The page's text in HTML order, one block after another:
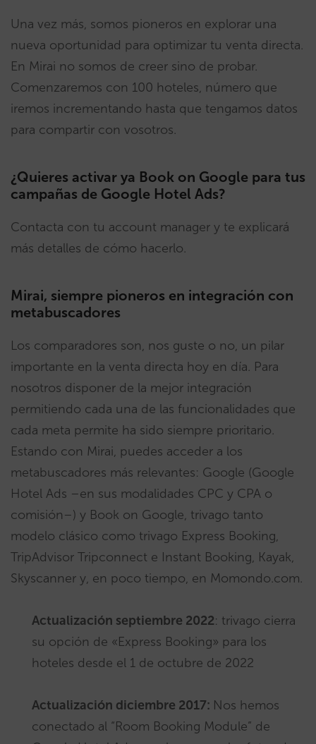
Una vez más, somos pioneros en explorar una
nueva oportunidad para optimizar tu venta directa.
En Mirai no somos de creer sino de probar.
Comenzaremos con 100 hoteles, número que
iremos incrementando hasta que tengamos datos
para compartir con vosotros.
¿Quieres activar ya Book on Google para tus
campañas de Google Hotel Ads?
Contacta con tu account manager y te explicará
más detalles de cómo hacerlo.
Mirai, siempre pioneros en integración con
metabuscadores
Los comparadores son, nos guste o no, un pilar
importante en la venta directa hoy en día. Para
nosotros disponer de la mejor integración
permitiendo cada una de las funcionalidades que
cada meta permite ha sido siempre prioritario.
Estando con Mirai, puedes acceder a los
metabuscadores más relevantes: Google (Google
Hotel Ads –en sus modalidades CPC y CPA o
comisión–) y Book on Google, trivago tanto
modelo clásico como trivago Express Booking,
TripAdvisor Tripconnect e Instant Booking, Kayak,
Skyscanner y, en poco tiempo, en Momondo.com.
Actualización septiembre 2022: trivago cierra
su opción de «Express Booking» para los
hoteles desde el 1 de octubre de 2022
Actualización diciembre 2017: Nos hemos
conectado al “Room Booking Module” de